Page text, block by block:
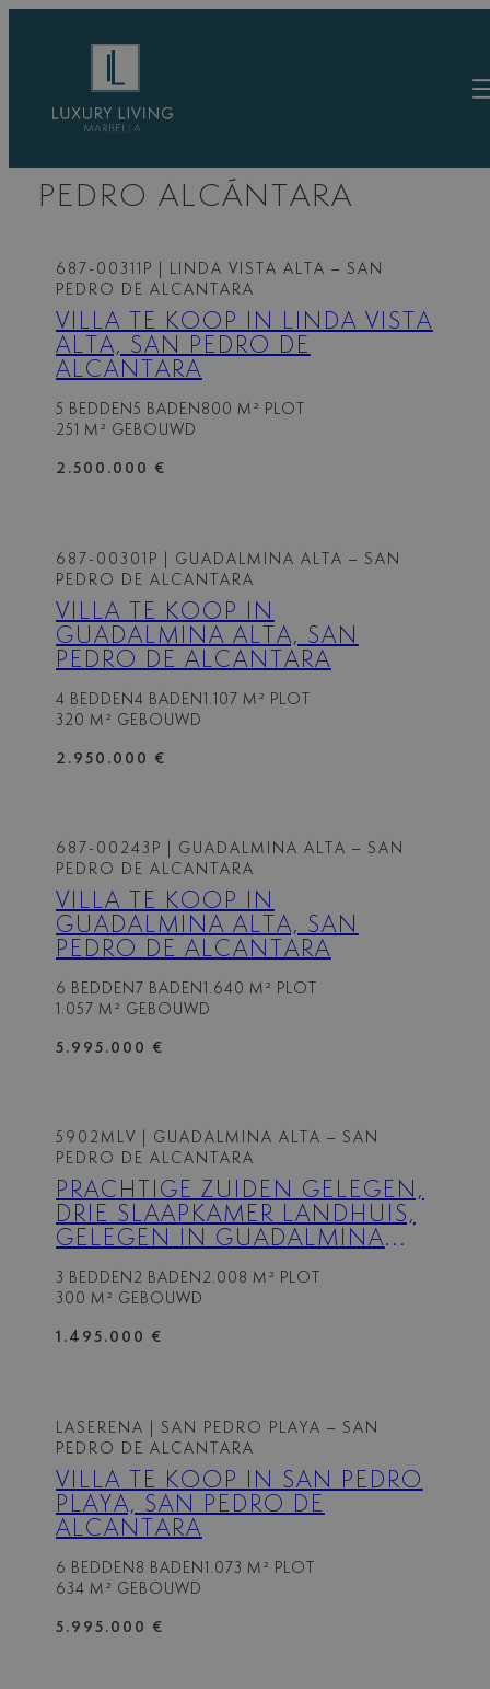
PEDRO ALCÁNTARA
687-00311P
| LINDA VISTA ALTA – SAN
PEDRO DE ALCANTARA
VILLA TE KOOP IN LINDA VISTA
ALTA, SAN PEDRO DE
ALCANTARA
5 BEDDEN 5 BADEN 800 M² PLOT
251 M² GEBOUWD
2.500.000 €
687-00301P
| GUADALMINA ALTA – SAN
PEDRO DE ALCANTARA
VILLA TE KOOP IN
GUADALMINA ALTA, SAN
PEDRO DE ALCANTARA
4 BEDDEN 4 BADEN 1.107 M² PLOT
320 M² GEBOUWD
2.950.000 €
687-00243P
| GUADALMINA ALTA – SAN
PEDRO DE ALCANTARA
VILLA TE KOOP IN
GUADALMINA ALTA, SAN
PEDRO DE ALCANTARA
6 BEDDEN 7 BADEN
1.640 M² PLOT
1.057 M² GEBOUWD
5.995.000 €
5902MLV
| GUADALMINA ALTA – SAN
PEDRO DE ALCANTARA
PRACHTIGE ZUIDEN GELEGEN,
DRIE SLAAPKAMER LANDHUIS,
GELEGEN IN GUADALMINA
3 BEDDEN 2 BADEN 2.008 M² PLOT
300 M² GEBOUWD
1.495.000 €
LASERENA
| SAN PEDRO PLAYA – SAN
PEDRO DE ALCANTARA
VILLA TE KOOP IN SAN PEDRO
PLAYA, SAN PEDRO DE
ALCANTARA
6 BEDDEN 8 BADEN 1.073 M² PLOT
634 M² GEBOUWD
5.995.000 €